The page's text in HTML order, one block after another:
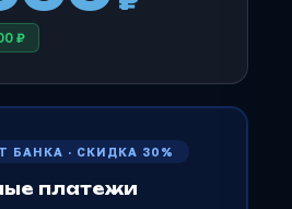
₽
БАНКА · СКИДКА 30%
платежи